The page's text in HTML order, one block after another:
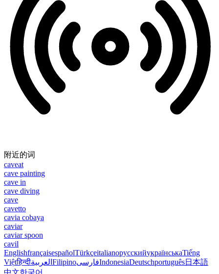
附近的词
caveat
cave painting
cave in
cave diving
cave
cavetto
cavia cobaya
caviar
caviar spoon
cavil
EnglishfrançaisespañolTürkçeitalianoрусскийукраїнськаTiếng
Việtहिन्दीالعربية FilipinoفارسیIndonesiaDeutschportuguês日本語
中文한국어